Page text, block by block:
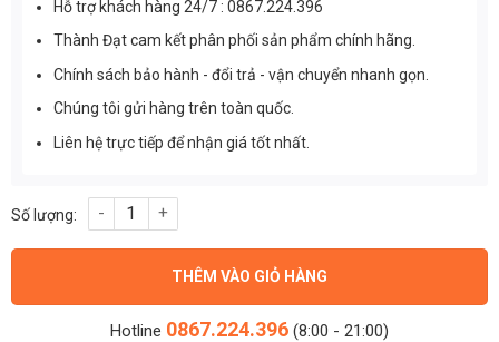
Hỗ trợ khách hàng 24/7 : 0867.224.396
Thành Đạt cam kết phân phối sản phẩm chính hãng.
Chính sách bảo hành - đổi trả - vận chuyển nhanh gọn.
Chúng tôi gửi hàng trên toàn quốc.
Liên hệ trực tiếp để nhận giá tốt nhất.
Nguồn tổ ong 12v 12A Thành Đạt Led số lượng
THÊM VÀO GIỎ HÀNG
Hotline 0867.224.396 (8:00 - 21:00)